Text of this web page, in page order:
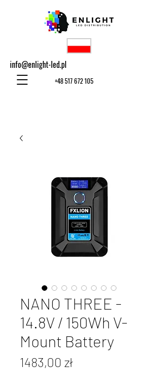
info@enlight-led.pl
+48 517 672 105
NANO THREE -
14.8V / 150Wh V-
Mount Battery
1483,00 złCena